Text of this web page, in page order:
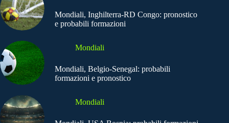
Mondiali, Inghilterra-RD Congo: pronostico
e probabili formazioni
Mondiali
Mondiali, Belgio-Senegal: probabili
formazioni e pronostico
Mondiali